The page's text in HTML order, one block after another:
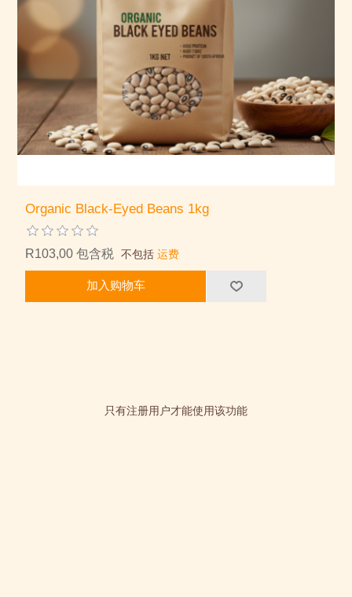
Organic Black-Eyed Beans 1kg
R103,00 包含税 不包括运费
加入购物车
只有注册用户才能使用该功能